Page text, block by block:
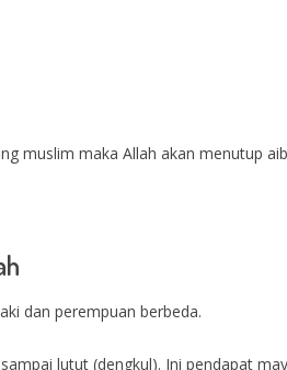
muslim maka Allah akan menutup
dan perempuan berbeda.
lutut (dengkul). Ini pendapat